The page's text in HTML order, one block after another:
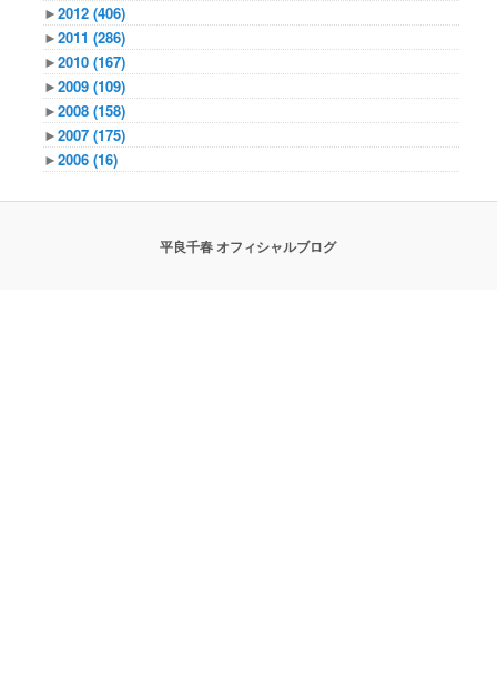
►2012(406)
►2011(286)
►2010(167)
►2009(109)
►2008(158)
►2007(175)
►2006(16)
平良千春 オフィシャルブログ